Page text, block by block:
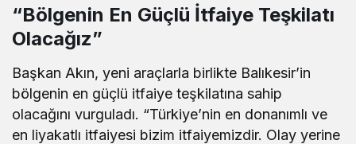
“Bölgenin En Güçlü İtfaiye Teşkilatı
Olacağız”
Başkan Akın, yeni araçlarla birlikte Balıkesir’in
bölgenin en güçlü itfaiye teşkilatına sahip
olacağını vurguladı. “Türkiye’nin en donanımlı ve
en liyakatlı itfaiyesi bizim itfaiyemizdir. Olay yerine